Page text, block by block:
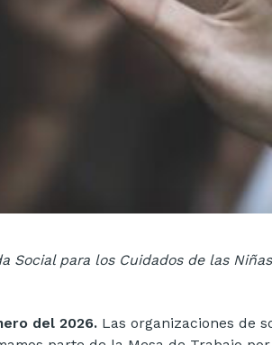
Social para los Cuidados de las
del 2026. Las organizaciones de